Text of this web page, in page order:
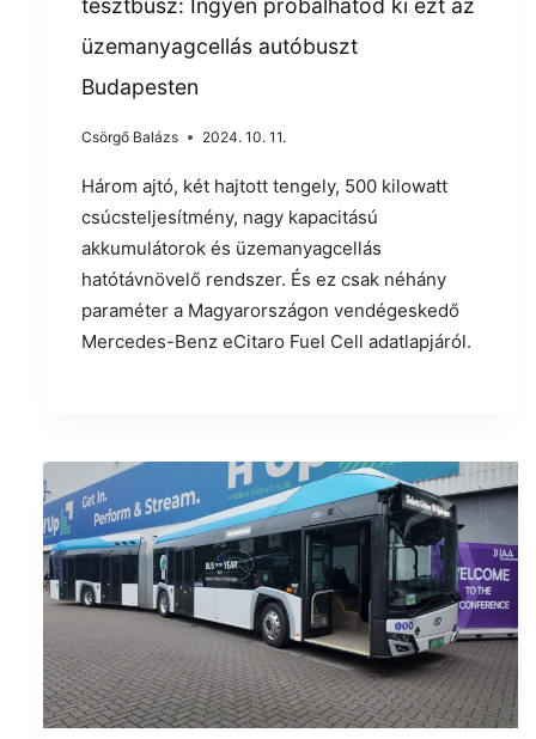
tesztbusz: Ingyen próbálhatod ki ezt az
üzemanyagcellás autóbuszt
Budapesten
Csörgő Balázs 2024. 10. 11.
Három ajtó, két hajtott tengely, 500 kilowatt
csúcsteljesítmény, nagy kapacitású
akkumulátorok és üzemanyagcellás
hatótávnövelő rendszer. És ez csak néhány
paraméter a Magyarországon vendégeskedő
Mercedes-Benz eCitaro Fuel Cell adatlapjáról.